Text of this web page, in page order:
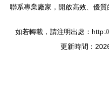
聯系專業廠家，開啟高效、優質
如若轉載，請注明出處：
更新時間：